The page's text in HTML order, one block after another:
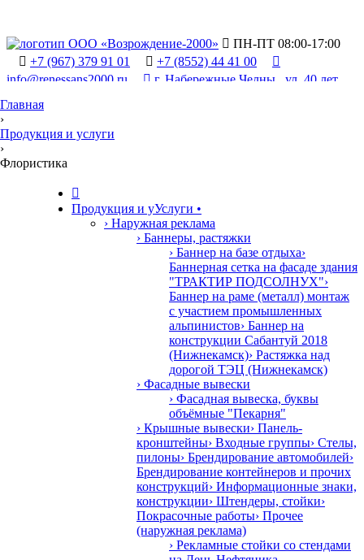
 ПН-ПТ 08:00-17:00
 +7 (967) 379 91 01  +7 (8552) 44 41 00

info@renessans2000.ru
 г. Набережные Челны , ул. 40 лет

Продукция и уУслуги •
› Наружная реклама
› Баннеры, растяжки
› Баннер на базе отдыха›
Баннерная сетка на фасаде здания
"ТРАКТИР ПОДСОЛНУХ"›
Баннер на раме (металл) монтаж
с участием промышленных
альпинистов› Баннер на
конструкции Сабантуй 2018
(Нижнекамск)› Растяжка над
дорогой ТЭЦ (Нижнекамск)
› Фасадные вывески
› Фасадная вывеска, буквы
объёмные "Пекарня"
› Крышные вывески› Панель-
кронштейны› Входные группы› Стелы,
пилоны› Брендирование автомобилей›
Брендирование контейнеров и прочих
конструкций› Информационные знаки,
конструкции› Штендеры, стойки›
Покрасочные работы› Прочее
(наружная реклама)
› Рекламные стойки со стендами
Главная
›
Продукция и услуги
›
Флористика